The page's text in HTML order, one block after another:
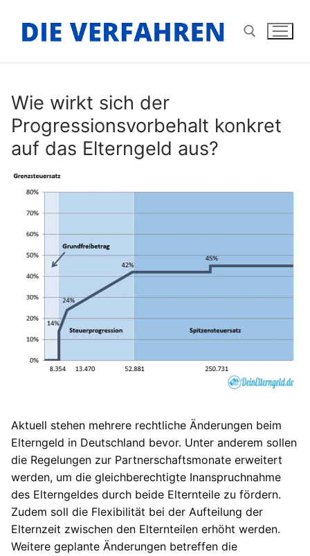
Inhalt
springen
Wie wirkt sich der
Progressionsvorbehalt konkret
auf das Elterngeld aus?
Aktuell stehen mehrere rechtliche Änderungen beim
Elterngeld in Deutschland bevor. Unter anderem sollen
die Regelungen zur Partnerschaftsmonate erweitert
werden, um die gleichberechtigte Inanspruchnahme
des Elterngeldes durch beide Elternteile zu fördern.
Zudem soll die Flexibilität bei der Aufteilung der
Elternzeit zwischen den Elternteilen erhöht werden.
Weitere geplante Änderungen betreffen die